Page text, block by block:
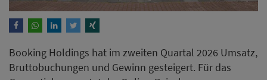
Booking Holdings hat im zweiten Quartal 2026 Umsatz,
Bruttobuchungen und Gewinn gesteigert. Für das